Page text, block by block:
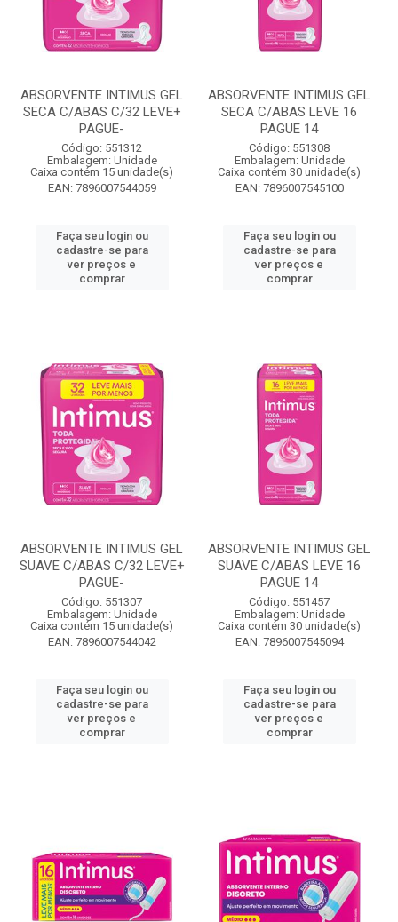
ABSORVENTE INTIMUS GEL
SECA C/ABAS C/32 LEVE+
PAGUE-
Código: 551312
Embalagem: Unidade
Caixa contém 15 unidade(s)
EAN: 7896007544059
Faça seu login ou
cadastre-se para
ver preços e
comprar
ABSORVENTE INTIMUS GEL
SECA C/ABAS LEVE 16
PAGUE 14
Código: 551308
Embalagem: Unidade
Caixa contém 30 unidade(s)
EAN: 7896007545100
Faça seu login ou
cadastre-se para
ver preços e
comprar
ABSORVENTE INTIMUS GEL
SUAVE C/ABAS C/32 LEVE+
PAGUE-
Código: 551307
Embalagem: Unidade
Caixa contém 15 unidade(s)
EAN: 7896007544042
Faça seu login ou
cadastre-se para
ver preços e
comprar
ABSORVENTE INTIMUS GEL
SUAVE C/ABAS LEVE 16
PAGUE 14
Código: 551457
Embalagem: Unidade
Caixa contém 30 unidade(s)
EAN: 7896007545094
Faça seu login ou
cadastre-se para
ver preços e
comprar